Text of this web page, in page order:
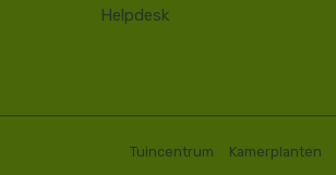
Helpdesk
Tuincentrum Kamerplanten